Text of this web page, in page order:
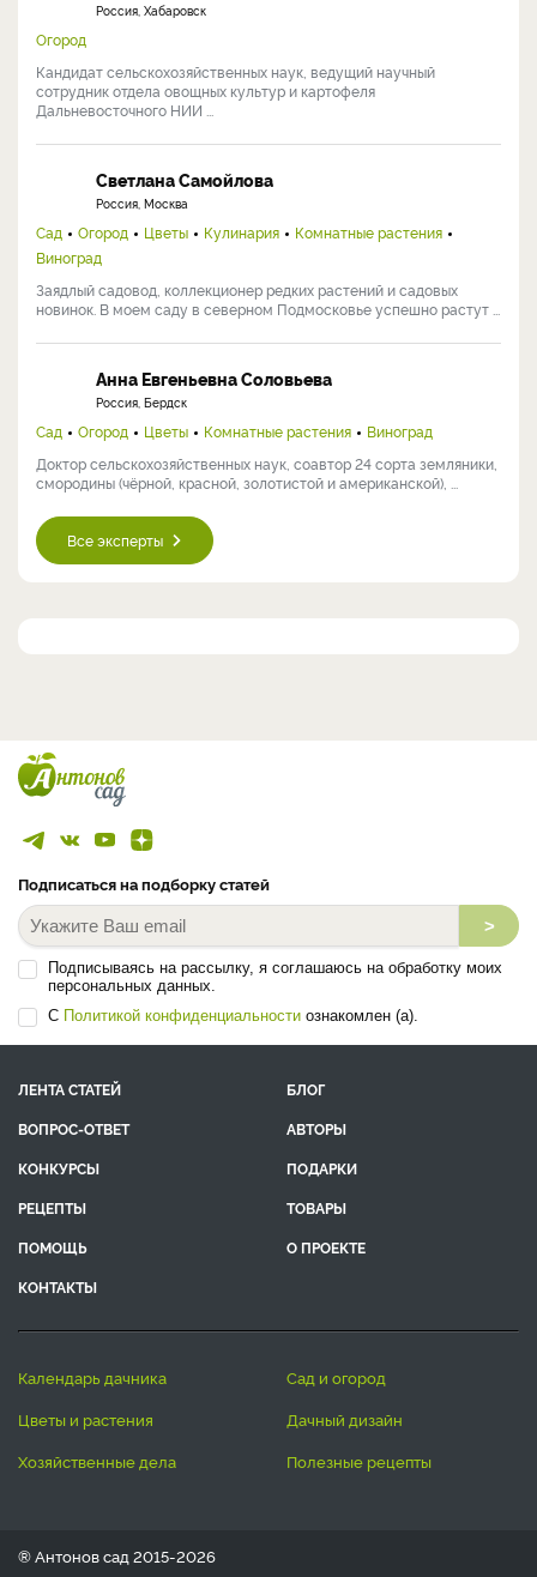
Россия, Хабаровск
Огород
Кандидат сельскохозяйственных наук, ведущий научный
сотрудник отдела овощных культур и картофеля
Дальневосточного НИИ ...
Светлана Самойлова
Россия, Москва
Сад Огород Цветы Кулинария
Комнатные растения
Виноград
Заядлый садовод, коллекционер редких растений и садовых
новинок. В моем саду в северном Подмосковье успешно растут ...
Анна Евгеньевна Соловьева
Россия, Бердск
Сад Огород Цветы Комнатные растения
Виноград
Доктор сельскохозяйственных наук, соавтор 24 сорта земляники,
смородины (чёрной, красной, золотистой и американской), ...
Все эксперты
Подписаться на подборку статей
>
Подписываясь на рассылку, я соглашаюсь на обработку моих
персональных данных.
С Политикой конфиденциальности ознакомлен (а).
ЛЕНТА СТАТЕЙ
БЛОГ
ВОПРОС-ОТВЕТ
АВТОРЫ
КОНКУРСЫ
ПОДАРКИ
РЕЦЕПТЫ
ТОВАРЫ
ПОМОЩЬ
О ПРОЕКТЕ
КОНТАКТЫ
календарь дачника
сад и огород
цветы и растения
дачный дизайн
хозяйственные дела
полезные рецепты
® Антонов сад 2015-2026